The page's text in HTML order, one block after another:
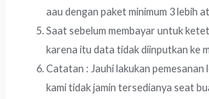
aau dengan paket minimum 3 lebih
Saat sebelum membayar untuk
karena itu data tidak diinputkan ke
Catatan : Jauhi lakukan pemesanan
kami tidak jamin tersedianya seat